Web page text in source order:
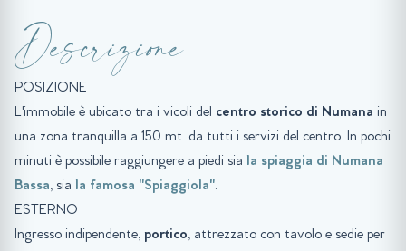
Descrizione
POSIZIONE
L'immobile è ubicato tra i vicoli del centro storico di Numana in
una zona tranquilla a 150 mt. da tutti i servizi del centro. In pochi
minuti è possibile raggiungere a piedi sia la spiaggia di Numana
Bassa, sia la famosa "Spiaggiola".
ESTERNO
Ingresso indipendente, portico, attrezzato con tavolo e sedie per